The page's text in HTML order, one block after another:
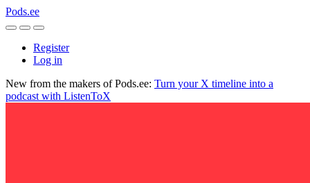
Pods.ee
Register
Log in
New from the makers of Pods.ee: Turn your X timeline into a
podcast with ListenToX